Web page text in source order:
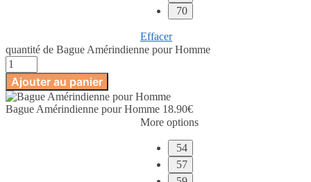
70
Effacer
quantité de Bague Amérindienne pour Homme
Ajouter au panier
Bague Amérindienne pour Homme 18.90€
More options
54
57